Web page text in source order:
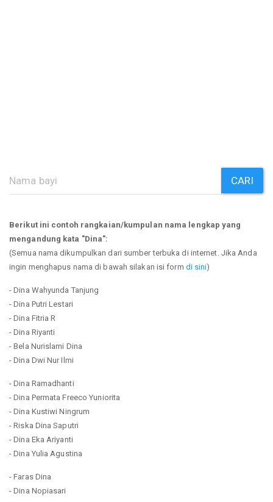
CARI
Berikut ini contoh rangkaian/kumpulan nama lengkap yang
mengandung kata "Dina":
(Semua nama dikumpulkan dari sumber terbuka di internet. Jika Anda
ingin menghapus nama di bawah silakan isi form di sini)
- Dina Wahyunda Tanjung
- Dina Putri Lestari
- Dina Fitria R
- Dina Riyanti
- Bela Nurislami Dina
- Dina Dwi Nur Ilmi
- Dina Ramadhanti
- Dina Permata Freeco Yuniorita
- Dina Kustiwi Ningrum
- Riska Dina Saputri
- Dina Eka Ariyanti
- Dina Yulia Agustina
- Faras Dina
- Dina Nopiasari